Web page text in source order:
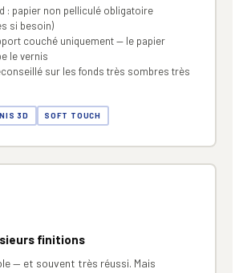
: papier non pelliculé obligatoire
si besoin)
couché uniquement — le papier
le vernis
sur les fonds très sombres très
3D SOFT TOUCH
finitions
— et souvent très réussi. Mais